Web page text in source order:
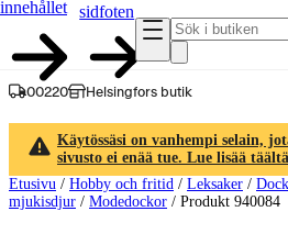
innehållet
sidfoten
00220 Helsingfors butik
Käytössäsi on vanhempi selain,
sivusto ei enää tue. Lue lisää
Etusivu / Hobby och fritid / Leksaker /
mjukisdjur / Modedockor / Produkt 940084